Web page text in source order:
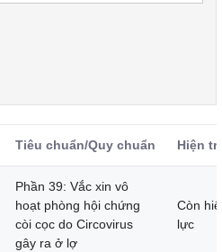
Tiêu chuẩn/Quy chuẩn Hiện
Phần 39: Vắc xin vô
hoạt phòng hội chứng
còi cọc do Circovirus
gây ra ở lợ
Còn
lực